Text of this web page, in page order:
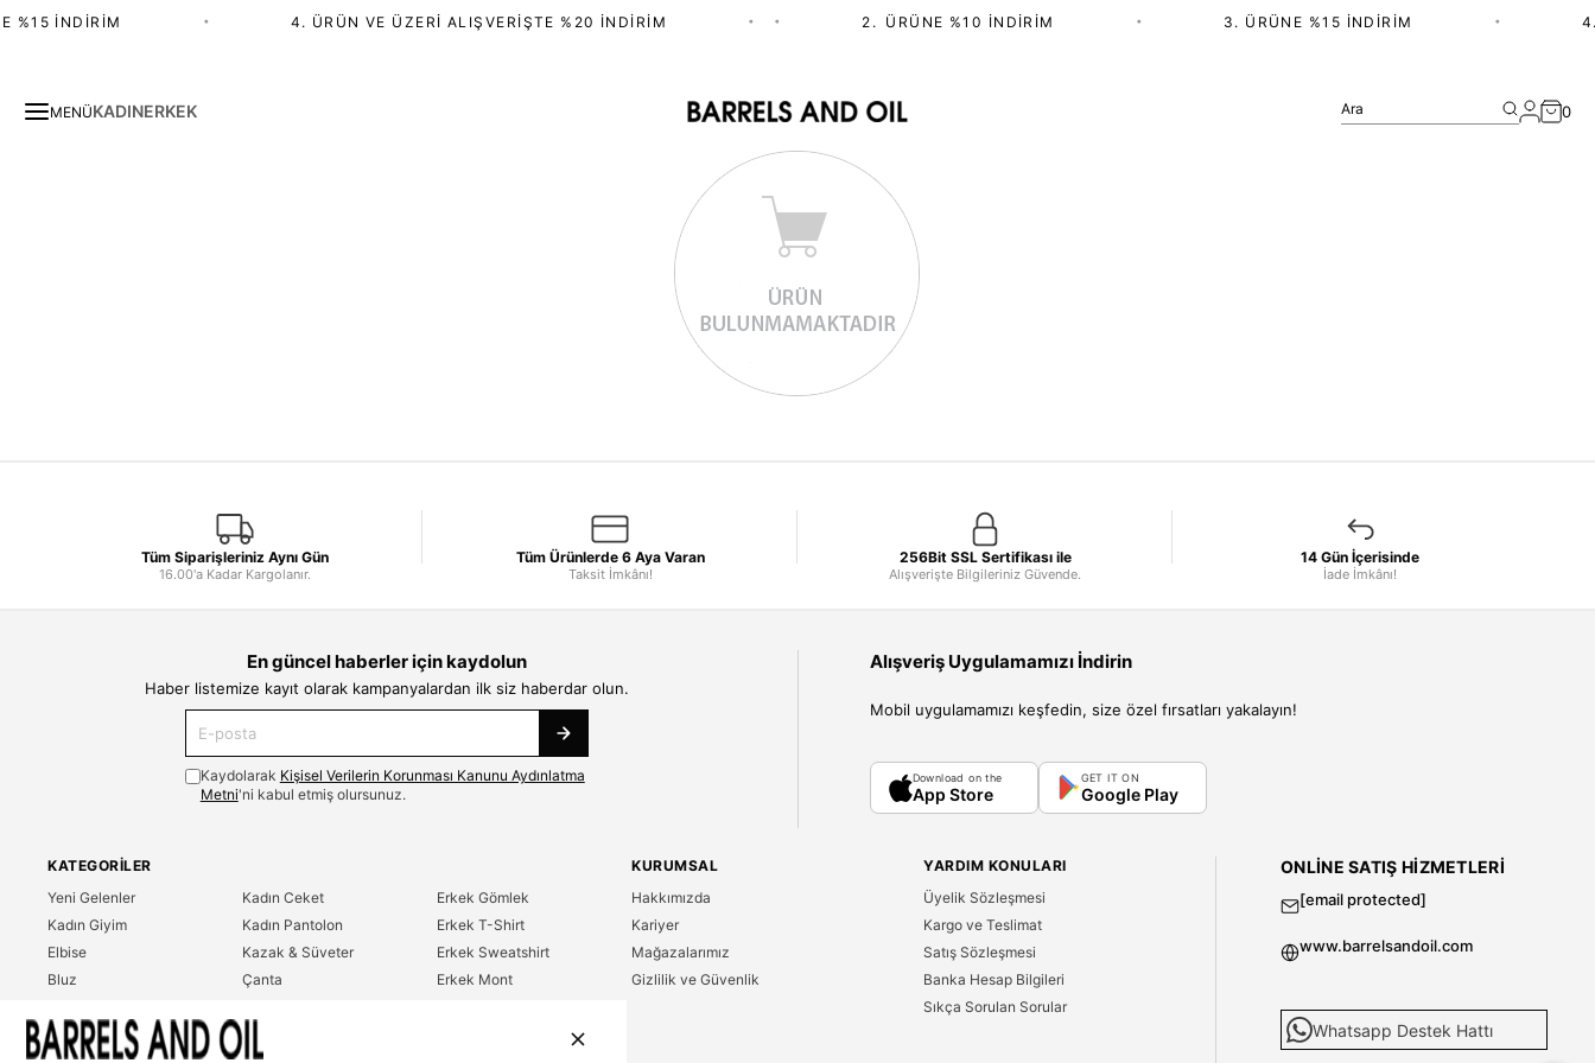
%15 İNDIRIM 4. ÜRÜN VE ÜZERI ALIŞVERIŞTE %20 İNDIRIM 2.⁠ ⁠ÜRÜNE %10 İNDIRIM 3. ÜRÜNE %15 İNDIRIM
MENÜKADINERKEK Ara 0
Tüm Siparişleriniz Aynı Gün
16.00'a Kadar Kargolanır.
Tüm Ürünlerde 6 Aya Varan
Taksit İmkânı!
256Bit SSL Sertifikası ile
Alışverişte Bilgileriniz Güvende.
14 Gün İçerisinde
İade İmkânı!
En güncel haberler için kaydolun
Haber listemize kayıt olarak kampanyalardan ilk siz haberdar olun.
Kaydolarak Kişisel Verilerin Korunması Kanunu Aydınlatma
Metni'ni kabul etmiş olursunuz.
Alışveriş Uygulamamızı İndirin
Mobil uygulamamızı keşfedin, size özel fırsatları yakalayın!
Download on the
App Store
GET IT ON
Google Play
KATEGORILER
Yeni Gelenler
Kadın Giyim
Elbise
Bluz
T-Shirt
Kadın Ceket
Kadın Pantolon
Kazak & Süveter
Çanta
Erkek Gömlek
Erkek T-Shirt
Erkek Sweatshirt
Erkek Mont
KURUMSAL
Hakkımızda
Kariyer
Mağazalarımız
Gizlilik ve Güvenlik
YARDIM KONULARI
Üyelik Sözleşmesi
Kargo ve Teslimat
Satış Sözleşmesi
Banka Hesap Bilgileri
Sıkça Sorulan Sorular
ONLINE SATIŞ HIZMETLERI
[email protected]
www.barrelsandoil.com
Whatsapp Destek Hattı